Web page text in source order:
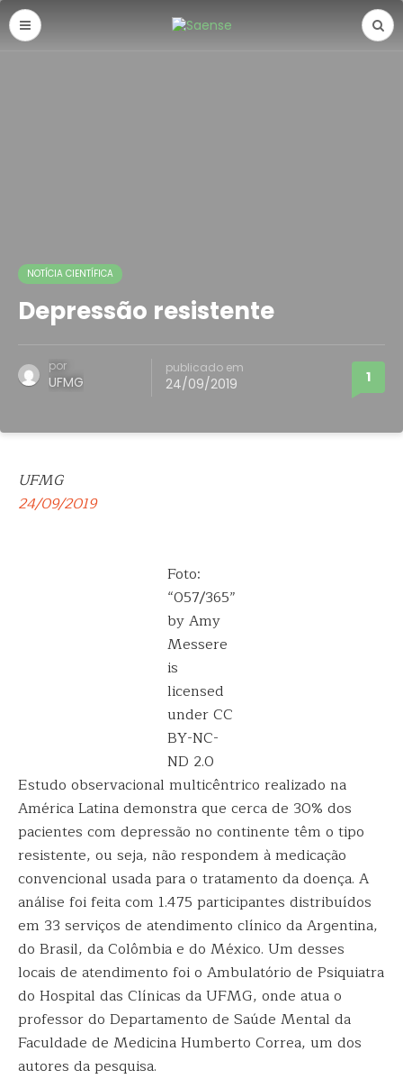
NOTÍCIA CIENTÍFICA
Depressão resistente
por
UFMG
publicado em
24/09/2019 1
UFMG
24/09/2019
Foto:
“057/365”
by Amy
Messere
is
licensed
under CC
BY-NC-
ND 2.0
Estudo observacional multicêntrico realizado na
América Latina demonstra que cerca de 30% dos
pacientes com depressão no continente têm o tipo
resistente, ou seja, não respondem à medicação
convencional usada para o tratamento da doença. A
análise foi feita com 1.475 participantes distribuídos
em 33 serviços de atendimento clínico da Argentina,
do Brasil, da Colômbia e do México. Um desses
locais de atendimento foi o Ambulatório de Psiquiatra
do Hospital das Clínicas da UFMG, onde atua o
professor do Departamento de Saúde Mental da
Faculdade de Medicina Humberto Correa, um dos
autores da pesquisa.